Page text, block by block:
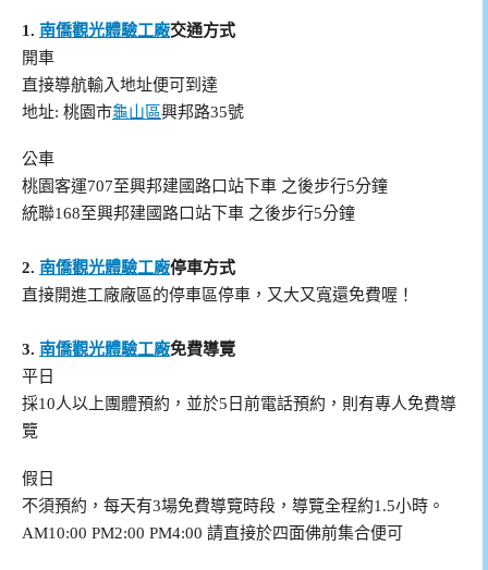
1. 南僑觀光體驗工廠交通方式
開車
直接導航輸入地址便可到達
地址: 桃園市龜山區興邦路35號
公車
桃園客運707至興邦建國路口站下車 之後步行5分鐘
統聯168至興邦建國路口站下車 之後步行5分鐘
2. 南僑觀光體驗工廠停車方式
直接開進工廠廠區的停車區停車，又大又寬還免費喔！
3. 南僑觀光體驗工廠免費導覽
平日
採10人以上團體預約，並於5日前電話預約，則有專人免費導
覽
假日
不須預約，每天有3場免費導覽時段，導覽全程約1.5小時。
AM10:00 PM2:00 PM4:00 請直接於四面佛前集合便可